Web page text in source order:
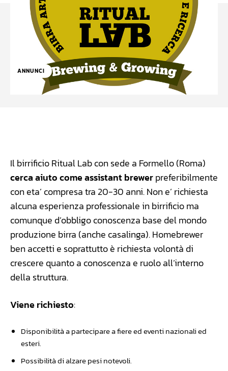
ANNUNCI
Il birrificio Ritual Lab con sede a Formello (Roma)
cerca aiuto come assistant brewerpreferibilmente
con eta’ compresa tra 20-30 anni. Non e’ richiesta
alcuna esperienza professionale in birrificio ma
comunque d’obbligo conoscenza base del mondo
produzione birra (anche casalinga). Homebrewer
ben accetti e soprattutto è richiesta volontà di
crescere quanto a conoscenza e ruolo all’interno
della struttura.
Viene richiesto:
Disponibilità a partecipare a fiere ed eventi nazionali ed
esteri.
Possibilità di alzare pesi notevoli.